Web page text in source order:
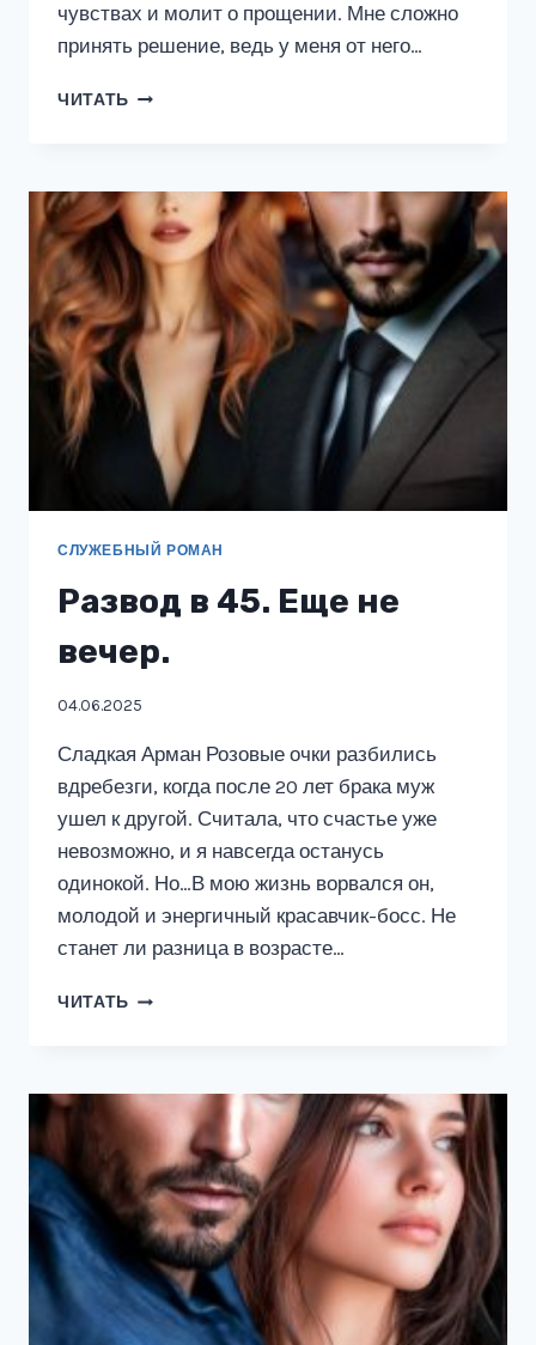
чувствах и молит о прощении. Мне сложно
принять решение, ведь у меня от него…
ЧИТАТЬ БЫВШИЕ.
СЛУЖЕБНЫЙ РОМАН
Развод в 45. Еще не
вечер.
04.06.2025
Сладкая Арман Розовые очки разбились
вдребезги, когда после 20 лет брака муж
ушел к другой. Считала, что счастье уже
невозможно, и я навсегда останусь
одинокой. Но…В мою жизнь ворвался он,
молодой и энергичный красавчик-босс. Не
станет ли разница в возрасте…
ЧИТАТЬ РАЗВОД
НЕ
ВЕЧЕР.